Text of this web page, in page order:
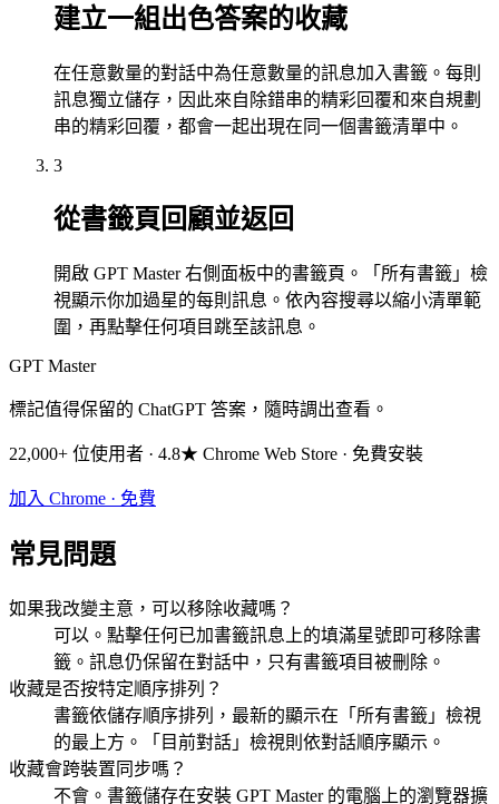
建立一組出色答案的收藏
在任意數量的對話中為任意數量的訊息加入書籤。每則
訊息獨立儲存，因此來自除錯串的精彩回覆和來自規劃
串的精彩回覆，都會一起出現在同一個書籤清單中。
3
從書籤頁回顧並返回
開啟 GPT Master 右側面板中的書籤頁。「所有書籤」檢
視顯示你加過星的每則訊息。依內容搜尋以縮小清單範
圍，再點擊任何項目跳至該訊息。
GPT Master
標記值得保留的 ChatGPT 答案，隨時調出查看。
22,000+ 位使用者 · 4.8★ Chrome Web Store · 免費安裝
加入 Chrome · 免費
常見問題
如果我改變主意，可以移除收藏嗎？
可以。點擊任何已加書籤訊息上的填滿星號即可移除書
籤。訊息仍保留在對話中，只有書籤項目被刪除。
收藏是否按特定順序排列？
書籤依儲存順序排列，最新的顯示在「所有書籤」檢視
的最上方。「目前對話」檢視則依對話順序顯示。
收藏會跨裝置同步嗎？
不會。書籤儲存在安裝 GPT Master 的電腦上的瀏覽器擴